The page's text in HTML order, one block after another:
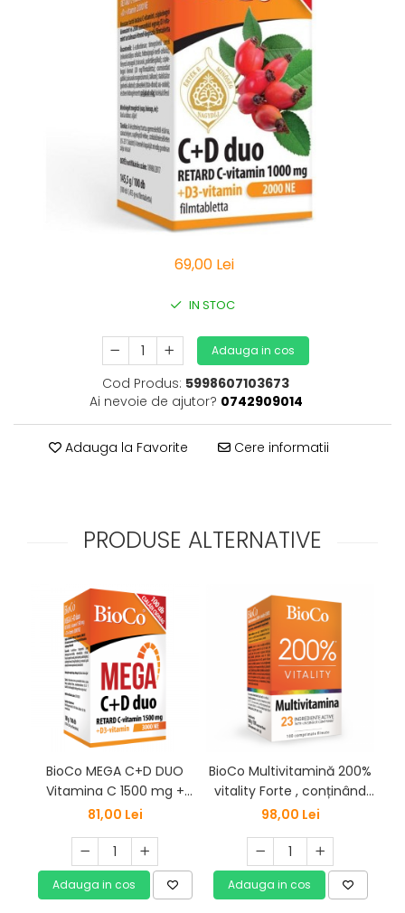
69,00 Lei
IN STOC
Adauga in cos
Cod Produs: 5998607103673
Ai nevoie de ajutor? 0742909014
Adauga la Favorite Cere informatii
PRODUSE ALTERNATIVE
BioCo MEGA C+D DUO
Vitamina C 1500 mg +
Vitamina D3 3000 UI, 100
81,00 Lei
Adauga in cos
BioCo Multivitamină 200%
vitality Forte , conținând
vitamine, minerale și
98,00 Lei
Adauga in cos